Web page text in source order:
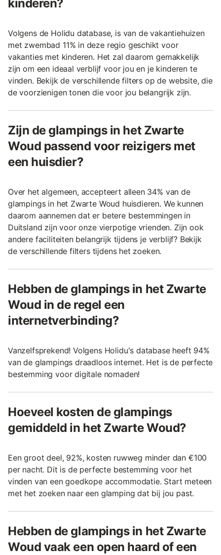
kinderen?
Volgens de Holidu database, is van de vakantiehuizen
met zwembad 11% in deze regio geschikt voor
vakanties met kinderen. Het zal daarom gemakkelijk
zijn om een ideaal verblijf voor jou en je kinderen te
vinden. Bekijk de verschillende filters op de website, die
de voorzienigen tonen die voor jou belangrijk zijn.
Zijn de glampings in het Zwarte
Woud passend voor reizigers met
een huisdier?
Over het algemeen, accepteert alleen 34% van de
glampings in het Zwarte Woud huisdieren. We kunnen
daarom aannemen dat er betere bestemmingen in
Duitsland zijn voor onze vierpotige vrienden. Zijn ook
andere faciliteiten belangrijk tijdens je verblijf? Bekijk
de verschillende filters tijdens het zoeken.
Hebben de glampings in het Zwarte
Woud in de regel een
internetverbinding?
Vanzelfsprekend! Volgens Holidu's database heeft 94%
van de glampings draadloos internet. Het is de perfecte
bestemming voor digitale nomaden!
Hoeveel kosten de glampings
gemiddeld in het Zwarte Woud?
Een groot deel, 92%, kosten ruwweg minder dan €100
per nacht. Dit is de perfecte bestemming voor het
vinden van een goedkope accommodatie. Start meteen
met het zoeken naar een glamping dat bij jou past.
Hebben de glampings in het Zwarte
Woud vaak een open haard of een